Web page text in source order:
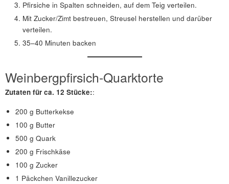
Pfirsiche in Spalten schneiden, auf dem Teig verteilen.
Mit Zucker/Zimt bestreuen, Streusel herstellen und darüber
verteilen.
35–40 Minuten backen
Weinbergpfirsich-Quarktorte
Zutaten für ca. 12 Stücke::
200 g Butterkekse
100 g Butter
500 g Quark
200 g Frischkäse
100 g Zucker
1 Päckchen Vanillezucker